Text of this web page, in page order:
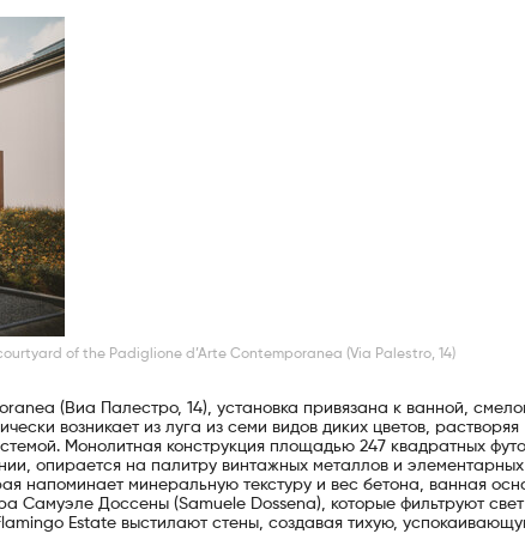
of the Padiglione d’Arte Contemporanea (Via Palestro, 14)
(Виа Палестро, 14), установка привязана к ванной,
возникает из луга из семи видов диких цветов, растворяя
Монолитная конструкция площадью 247 квадратных
опирается на палитру винтажных металлов и элементарных
напоминает минеральную текстуру и вес бетона, ванная
Самуэле Доссены (Samuele Dossena), которые фильтруют
Estate выстилают стены, создавая тихую,